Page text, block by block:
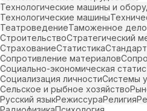
Технологические машины и
Технологические машины
ТеатроведениеТаможенное дело
СтроительствоСтратегический
СтрахованиеСтатистика
Сопротивление материалов
Социально-экономическая
Социализация личностиСистемы
Сельское и рыбное хозяйство
Русский языкРежиссураРелигия